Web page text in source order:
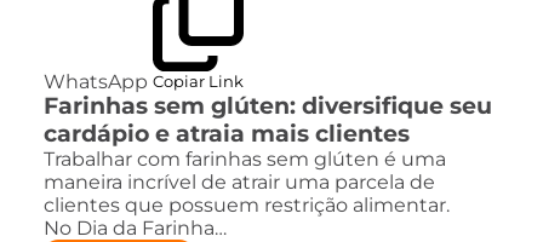
WhatsApp Copiar Link
Farinhas sem glúten: diversifique seu
cardápio e atraia mais clientes
Trabalhar com farinhas sem glúten é uma
maneira incrível de atrair uma parcela de
clientes que possuem restrição alimentar.
No Dia da Farinha…